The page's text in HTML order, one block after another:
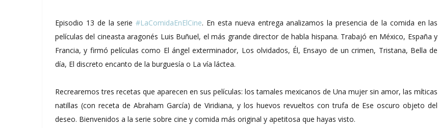
Episodio 13 de la serie#LaComidaEnElCine. En esta nueva entrega analizamos la presencia de la comida en las
películas del cineasta aragonés Luis Buñuel, el más grande director de habla hispana. Trabajó en México, España y
Francia, y firmó películas como El ángel exterminador, Los olvidados, Él, Ensayo de un crimen, Tristana, Bella de
día, El discreto encanto de la burguesía o La vía láctea.
Recrearemos tres recetas que aparecen en sus películas: los tamales mexicanos de Una mujer sin amor, las míticas
natillas (con receta de Abraham García) de Viridiana, y los huevos revueltos con trufa de Ese oscuro objeto del
deseo. Bienvenidos a la serie sobre cine y comida más original y apetitosa que hayas visto.